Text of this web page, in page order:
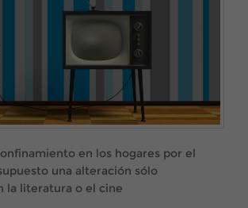
en los hogares por el
una alteración sólo
la literatura o el cine